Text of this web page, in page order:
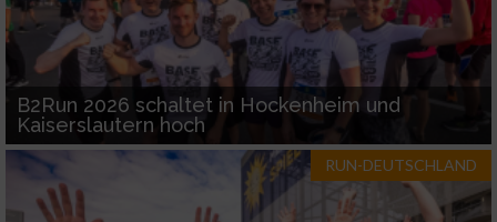
B2Run 2026 schaltet in Hockenheim und
Kaiserslautern hoch
RUN-DEUTSCHLAND